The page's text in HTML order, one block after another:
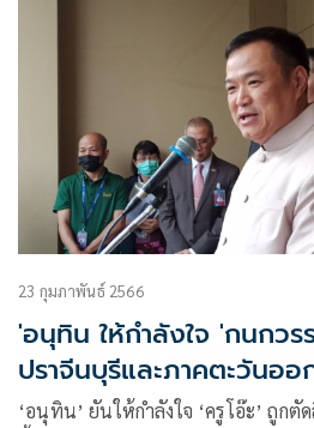
23 กุมภาพันธ์ 2566
'อนุทิน ให้กำลังใจ 'กนกว
ปราจีนบุรีและภาคตะวันออ
‘อนุทิน’ ยันให้กำลังใจ ‘ครูโอ๊ะ’ ถูกตั